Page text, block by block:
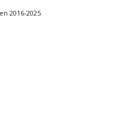
2016-2025